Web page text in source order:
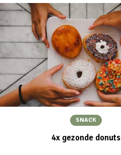
SNACK
4x gezonde donuts